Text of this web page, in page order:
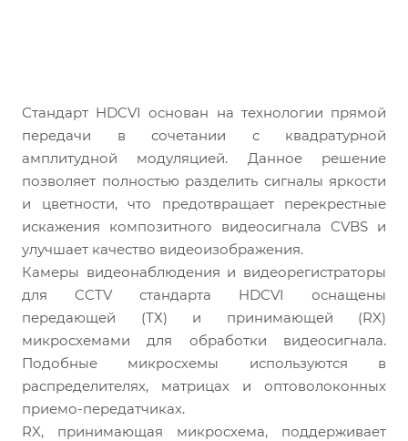
Стандарт HDCVI основан на технологии прямой
передачи в сочетании с квадратурной
амплитудной модуляцией. Данное решение
позволяет полностью разделить сигналы яркости
и цветности, что предотвращает перекрестные
искажения композитного видеосигнала CVBS и
улучшает качество видеоизображения.
Камеры видеонаблюдения и видеорегистраторы
для CCTV стандарта HDCVI оснащены
передающей (ТХ) и принимающей (RX)
микросхемами для обработки видеосигнала.
Подобные микросхемы используются в
распределителях, матрицах и оптоволоконных
приемо-передатчиках.
RX, принимающая микросхема, поддерживает